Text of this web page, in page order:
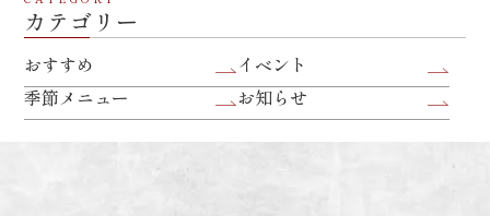
カテゴリー
おすすめ
イベント
季節メニュー
お知らせ